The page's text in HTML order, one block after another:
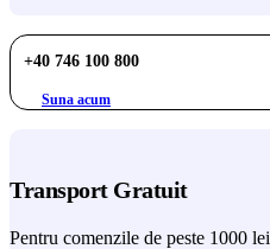
+40 746 100 800
Suna acum
Transport Gratuit
Pentru comenzile de peste 1000 lei